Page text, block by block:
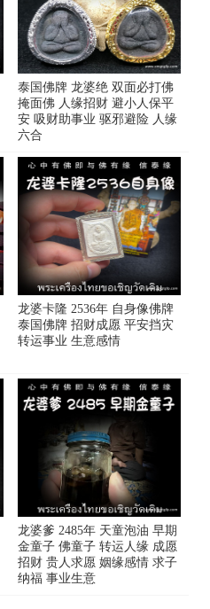
泰国佛牌 龙婆绝 双面必打佛
掩面佛 人缘招财 避小人保平
安 吸财助事业 驱邪避险 人缘
六合
龙婆卡隆 2536年 自身像佛牌
泰国佛牌 招财成愿 平安挡灾
转运事业 生意感情
龙婆爹 2485年 天童泡油 早期
金童子 佛童子 转运人缘 成愿
招财 贵人求愿 姻缘感情 求子
纳福 事业生意